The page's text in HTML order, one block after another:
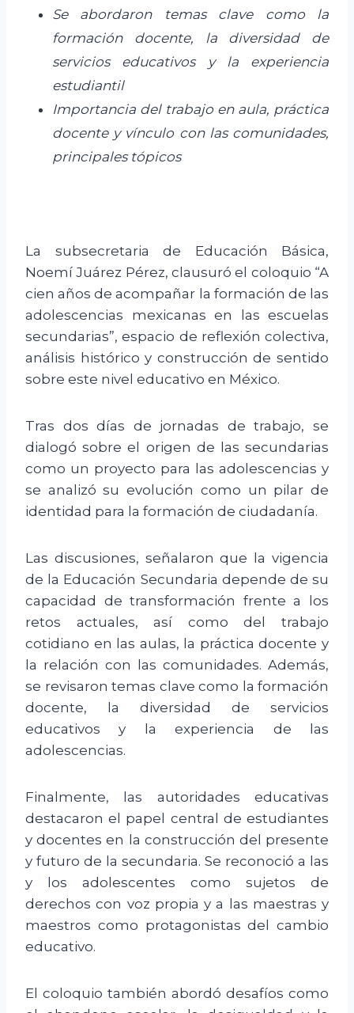
Se abordaron temas clave como la
formación docente, la diversidad de
servicios educativos y la experiencia
estudiantil
Importancia del trabajo en aula, práctica
docente y vínculo con las comunidades,
principales tópicos
La subsecretaria de Educación Básica,
Noemí Juárez Pérez, clausuró el coloquio “A
cien años de acompañar la formación de las
adolescencias mexicanas en las escuelas
secundarias”, espacio de reflexión colectiva,
análisis histórico y construcción de sentido
sobre este nivel educativo en México.
Tras dos días de jornadas de trabajo, se
dialogó sobre el origen de las secundarias
como un proyecto para las adolescencias y
se analizó su evolución como un pilar de
identidad para la formación de ciudadanía.
Las discusiones, señalaron que la vigencia
de la Educación Secundaria depende de su
capacidad de transformación frente a los
retos actuales, así como del trabajo
cotidiano en las aulas, la práctica docente y
la relación con las comunidades. Además,
se revisaron temas clave como la formación
docente, la diversidad de servicios
educativos y la experiencia de las
adolescencias.
Finalmente, las autoridades educativas
destacaron el papel central de estudiantes
y docentes en la construcción del presente
y futuro de la secundaria. Se reconoció a las
y los adolescentes como sujetos de
derechos con voz propia y a las maestras y
maestros como protagonistas del cambio
educativo.
El coloquio también abordó desafíos como